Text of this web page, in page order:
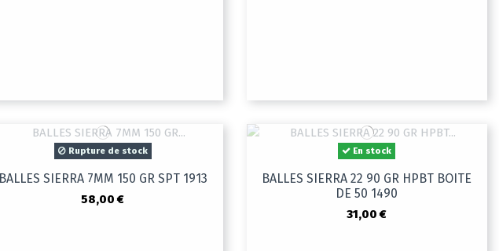
Rupture de stock
BALLES SIERRA 7MM 150 GR SPT 1913
58,00 €
En stock
BALLES SIERRA 22 90 GR HPBT BOITE
DE 50 1490
31,00 €